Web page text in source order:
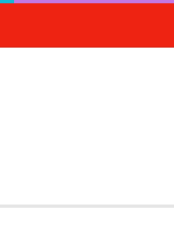
aspetto